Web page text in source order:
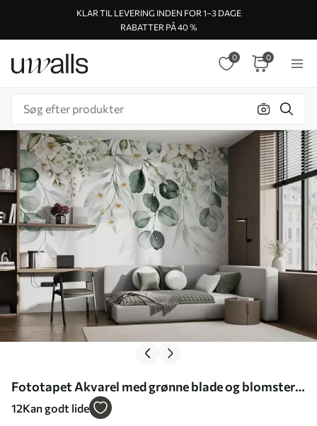
KLAR TIL LEVERING INDEN FOR 1–3 DAGE
RABATTER PÅ 40 %
0 0
Fototapet Akvarel med grønne blade og blomster
Nr. u96336
12Kan godt lide